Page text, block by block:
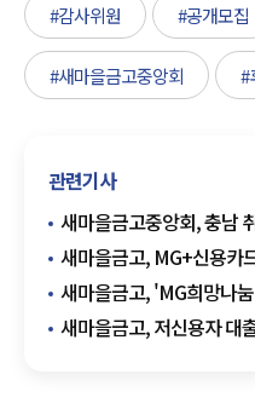
#감사위원 #공개모집
#새마을금고중앙회 #
관련기사
새마을금고중앙회, 충남
지원
새마을금고, MG+신용카
출시
새마을금고, 'MG희망나
새마을금고, 저신용자 대